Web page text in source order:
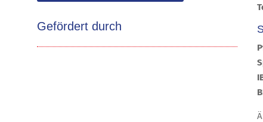
Gefördert durch